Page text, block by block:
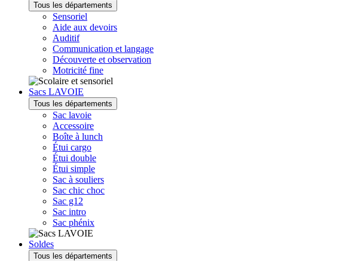
Tous les départements
Sensoriel
Aide aux devoirs
Auditif
Communication et langage
Découverte et observation
Motricité fine
Sacs LAVOIE
Tous les départements
Sac lavoie
Accessoire
Boîte à lunch
Étui cargo
Étui double
Étui simple
Sac à souliers
Sac chic choc
Sac g12
Sac intro
Sac phénix
Soldes
Tous les départements